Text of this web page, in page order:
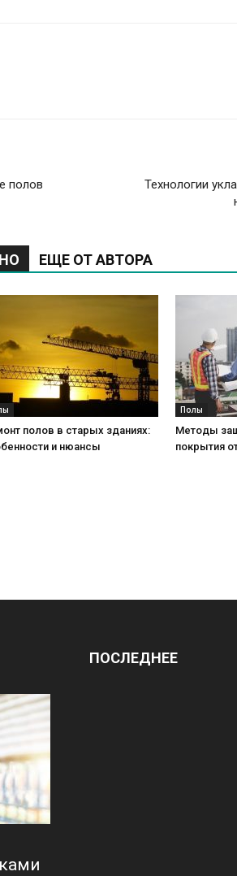
полов
Технологии
ЕЩЕ ОТ АВТОРА
полов в старых зданиях:
и нюансы
Полы
Методы
покрытия
ПОСЛЕДНЕЕ